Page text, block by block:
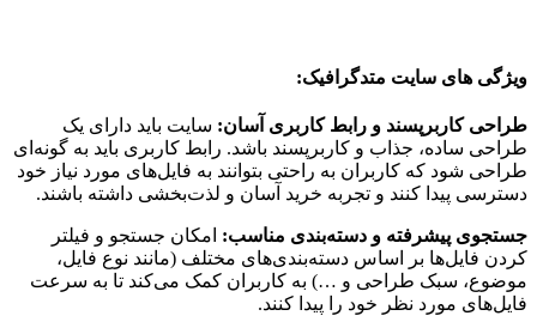
ویژگی های سایت متدگرافیک:
طراحی کاربرپسند و رابط کاربری آسان: سایت باید دارای یک
طراحی ساده، جذاب و کاربرپسند باشد. رابط کاربری باید به گونه‌ای
طراحی شود که کاربران به راحتی بتوانند به فایل‌های مورد نیاز خود
دسترسی پیدا کنند و تجربه خرید آسان و لذت‌بخشی داشته باشند​.
جستجوی پیشرفته و دسته‌بندی مناسب: امکان جستجو و فیلتر
کردن فایل‌ها بر اساس دسته‌بندی‌های مختلف (مانند نوع فایل،
موضوع، سبک طراحی و …) به کاربران کمک می‌کند تا به سرعت
فایل‌های مورد نظر خود را پیدا کنند​.